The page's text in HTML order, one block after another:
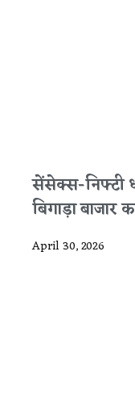
सेंसेक्स-निफ्टी
बिगाड़ा बाजार
April 30, 2026